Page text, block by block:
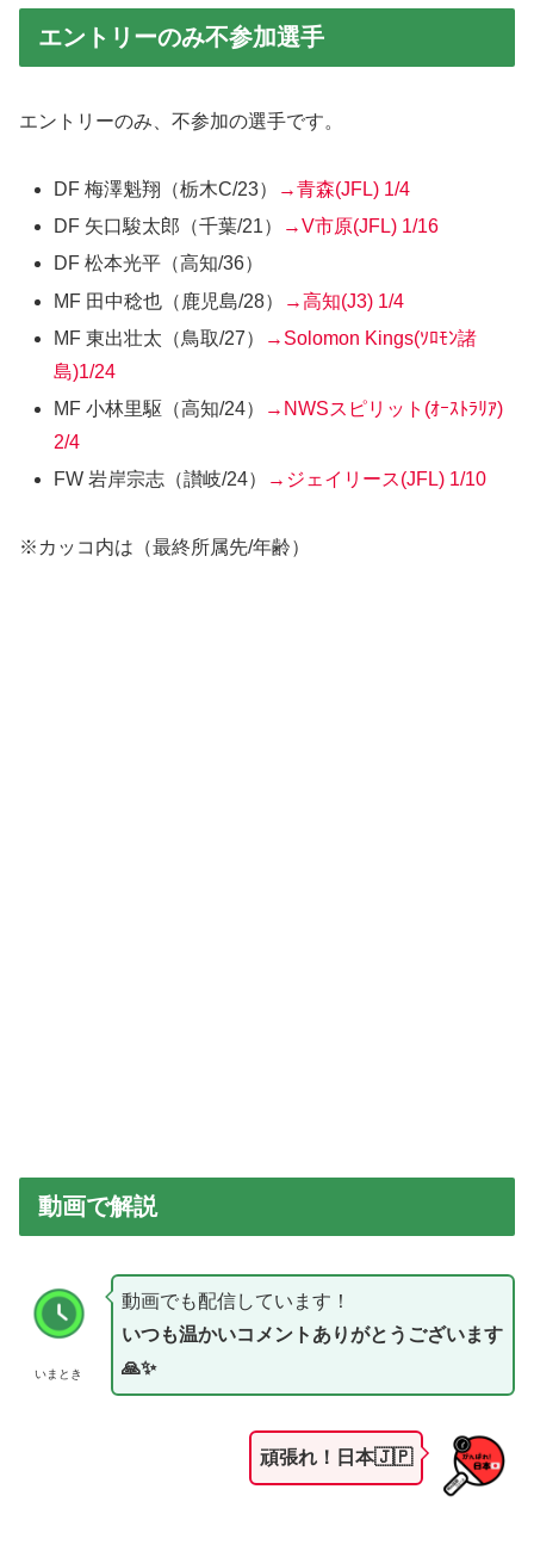
エントリーのみ不参加選手
エントリーのみ、不参加の選手です。
DF 梅澤魁翔 （栃木C/23） →青森(JFL) 1/4
DF 矢口駿太郎 （千葉/21） →V市原(JFL) 1/16
DF 松本光平 （高知/36）
MF 田中稔也 （鹿児島/28） →高知(J3) 1/4
MF 東出壮太 （鳥取/27）
→Solomon Kings(ｿﾛﾓﾝ諸
島)1/24
MF 小林里駆 （高知/24） →NWSスピリット(ｵｰｽﾄﾗﾘｱ)
2/4
FW 岩岸宗志 （讃岐/24） →ジェイリース(JFL) 1/10
※カッコ内は（最終所属先/年齢）
動画で解説
いまとき
動画でも配信しています！
いつも温かいコメントありがとうございます
🙏✨
頑張れ！日本🇯🇵